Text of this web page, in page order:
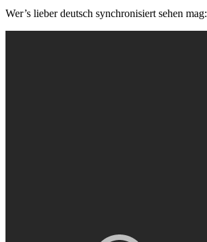
Wer’s lieber deutsch synchronisiert sehen mag: